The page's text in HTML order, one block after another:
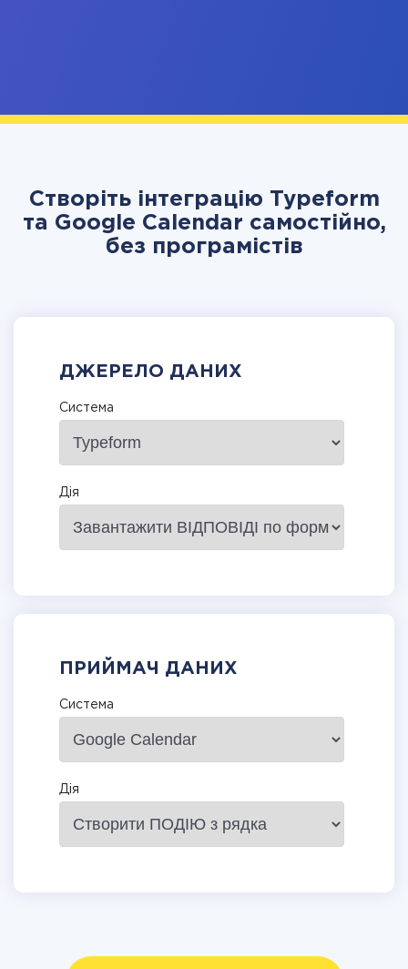
Створіть інтеграцію Typeform
та Google Calendar самостійно,
без програмістів
ДЖЕРЕЛО ДАНИХ
Система
Дія
ПРИЙМАЧ ДАНИХ
Система
Дія